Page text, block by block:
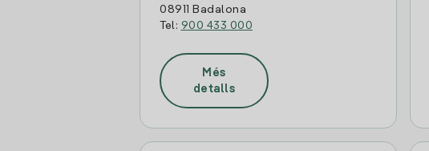
08911 Badalona
Tel: 900 433 000
Més
detalls